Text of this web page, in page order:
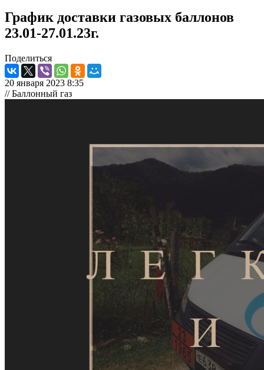
График доставки газовых баллонов
23.01-27.01.23г.
Поделиться
20 января 2023 8:35
// Баллонный газ